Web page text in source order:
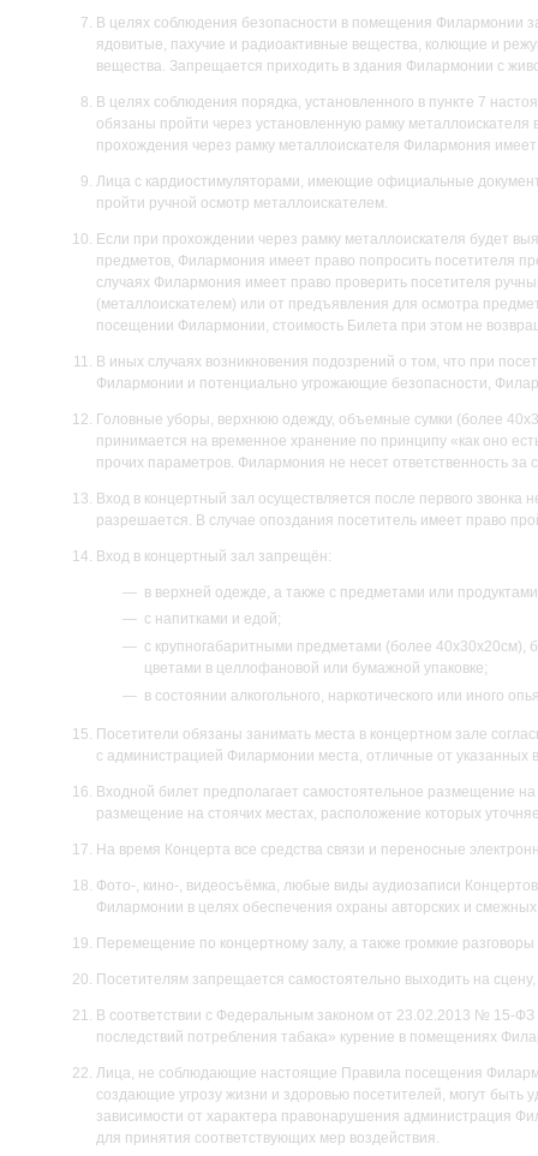
В целях соблюдения безопасности в помещения Филармонии
ядовитые, пахучие и радиоактивные вещества, колющие и
вещества. Запрещается приходить в здания Филармонии с
В целях соблюдения порядка, установленного в пункте 7
обязаны пройти через установленную рамку
прохождения через рамку металлоискателя Филармония
Лица с кардиостимуляторами, имеющие официальные
пройти ручной осмотр металлоискателем.
Если при прохождении через рамку металлоискателя будет
предметов, Филармония имеет право попросить посетителя
случаях Филармония имеет право проверить посетителя
(металлоискателем) или от предъявления для осмотра
посещении Филармонии, стоимость Билета при этом не
В иных случаях возникновения подозрений о том, что при
Филармонии и потенциально угрожающие безопасности,
Головные уборы, верхнюю одежду, объемные сумки (более
принимается на временное хранение по принципу «как оно
прочих параметров. Филармония не несет ответственность
Вход в концертный зал осуществляется после первого звонка
разрешается. В случае опоздания посетитель имеет право
Вход в концертный зал запрещён:
в верхней одежде, а также с предметами или
с напитками и едой;
с крупногабаритными предметами (более
цветами в целлофановой или бумажной упаковке;
в состоянии алкогольного, наркотического или иного
Посетители обязаны занимать места в концертном зале
с администрацией Филармонии места, отличные от указанных
Входной билет предполагает самостоятельное размещение
размещение на стоячих местах, расположение которых
На время Концерта все средства связи и переносные
Фото-, кино-, видеосъёмка, любые виды аудиозаписи
Филармонии в целях обеспечения охраны авторских и
Перемещение по концертному залу, а также громкие
Посетителям запрещается самостоятельно выходить на
В соответствии с Федеральным законом от 23.02.2013 № 15-
последствий потребления табака» курение в помещениях
Лица, не соблюдающие настоящие Правила посещения
создающие угрозу жизни и здоровью посетителей, могут
зависимости от характера правонарушения администрация
для принятия соответствующих мер воздействия.